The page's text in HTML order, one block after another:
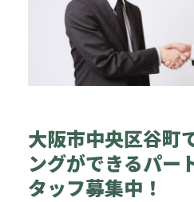
大阪市中央区谷町
ングができるパー
タッフ募集中！